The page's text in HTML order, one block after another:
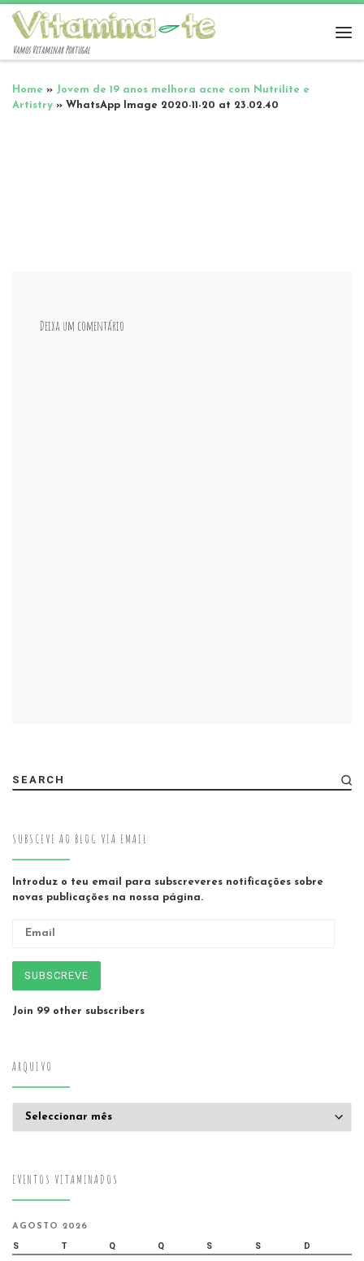
Vamos Vitaminar Portugal
Home » Jovem de 19 anos melhora acne com Nutrilite e
Artistry » WhatsApp Image 2020-11-20 at 23.02.40
Deixa um comentário
SEARCH
SUBSCEVE AO BLOG VIA EMAIL
Introduz o teu email para subscreveres notificações sobre
novas publicações na nossa página.
SUBSCREVE
Join 99 other subscribers
ARQUIVO
EVENTOS VITAMINADOS
AGOSTO 2026
S T Q Q S S D